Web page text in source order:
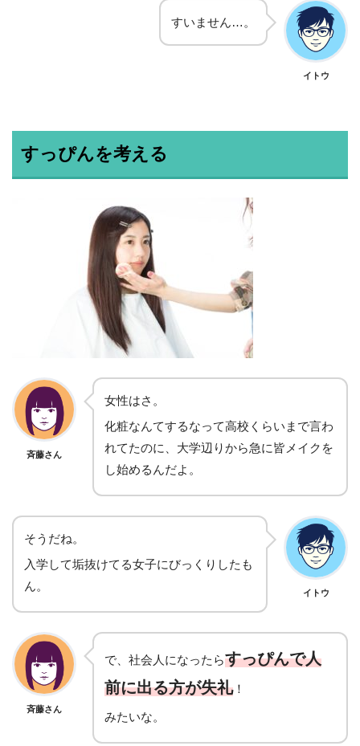
すいません…。
イトウ
すっぴんを考える
斉藤さん
女性はさ。
化粧なんてするなって高校くらいまで言わ
れてたのに、大学辺りから急に皆メイクを
し始めるんだよ。
そうだね。
入学して垢抜けてる女子にびっくりしたも
ん。
イトウ
斉藤さん
で、社会人になったらすっぴんで人
前に出る方が失礼！
みたいな。